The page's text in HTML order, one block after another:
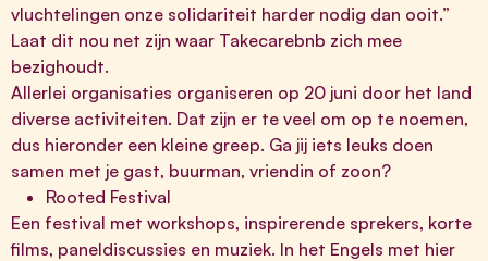
vluchtelingen onze solidariteit harder nodig dan ooit.”
Laat dit nou net zijn waar Takecarebnb zich mee
bezighoudt.
Allerlei organisaties organiseren op 20 juni door het land
diverse activiteiten. Dat zijn er te veel om op te noemen,
dus hieronder een kleine greep. Ga jij iets leuks doen
samen met je gast, buurman, vriendin of zoon?
Rooted Festival
Een festival met workshops, inspirerende sprekers, korte
films, paneldiscussies en muziek. In het Engels met hier